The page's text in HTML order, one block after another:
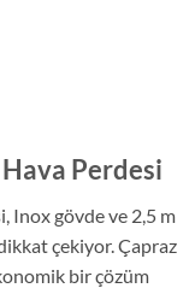
Perdesi
Inox gövde ve 2,5 m
çekiyor. Çapraz
bir çözüm